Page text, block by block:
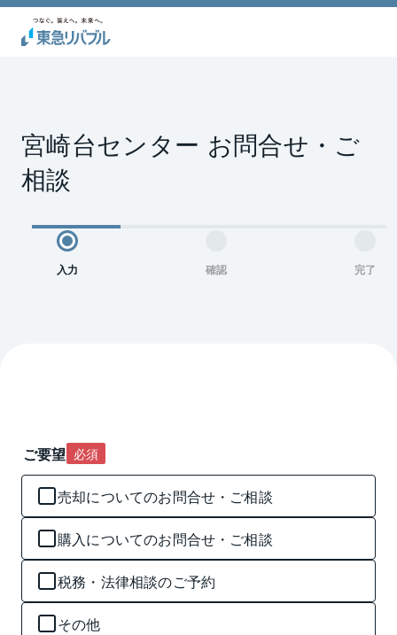
宮崎台センター お問合せ・ご
相談
入力 確認 完了
ご要望 必須
売却についてのお問合せ・ご相談
購入についてのお問合せ・ご相談
税務・法律相談のご予約
その他